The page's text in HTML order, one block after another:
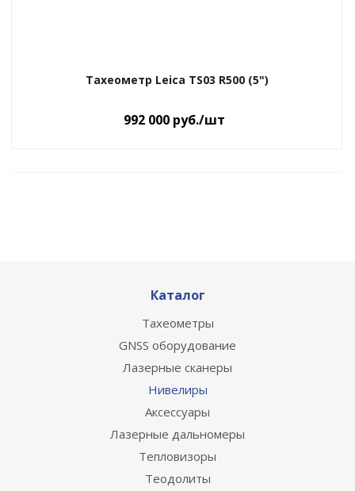
Тахеометр Leica TS03 R500 (5")
992 000 руб./шт
Каталог
Тахеометры
GNSS оборудование
Лазерные сканеры
Нивелиры
Аксессуары
Лазерные дальномеры
Тепловизоры
Теодолиты